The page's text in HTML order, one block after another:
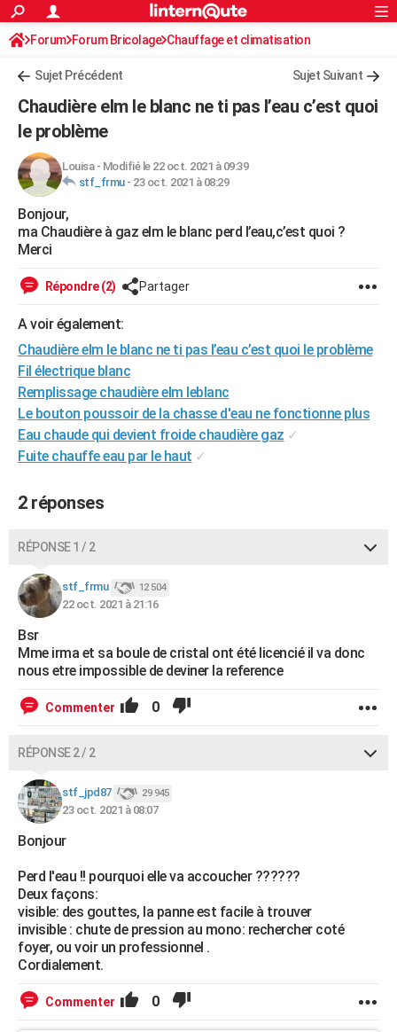
ACTUALITÉS
Politique
Société
Faits Divers
Education
Monde
Villes
+
Programme TV
TNTStreaming
Cinéma
Sorties cinéma
Musique
+FINANCE
Retraite
Impôts
Epargne
Immobilier
Risques naturels par ville
Banque
Assurance
Crédit
AUTO
Essais
Réserver un essai
Citadines
Berlines
SUV
Forum auto
HIGH-TECH
Mobiles
Meilleur smartphone
Internet
Ordinateurs
Jeux vidéo
Guide high-tech
+BRICOLAGE
WEEK-END
Art de vivre
Bien-être
Loisirs
ModeModes de vie
SANTE
Alimentation
Guide de la santé
Maladies
Médicaments
Sommeil
Destinations
City break
Voyage nature
Voyage de noces
Forum
Climat
PHOTO
GUIDES D'ACHAT
Dictionnaire
Biographies
Citations
Expressions
Proverbes
PROGRAMME TV
COPAINS D'AVANT
S'inscrire
Se connecter
Lycées
Collèges
Primaires
Universités
Entreprises
Service militaire
Avis de recherche
AVIS DE DÉCÈS
FORUM
Rechercher
S'inscrire
Connexion
Forum Forum Bricolage Chauffage et climatisation
Sujet Précédent Sujet Suivant
Chaudière elm le blanc ne ti pas l’eau c’est quoi
le problème
Louisa- Modifié le 22 oct. 2021 à 09:39
stf_frmu- 23 oct. 2021 à 08:29
Bonjour,
ma Chaudière à gaz elm le blanc perd l’eau,c’est quoi ?
Merci
Répondre (2) Partager
A voir également:
Chaudière elm le blanc ne ti pas l’eau c’est quoi le problème
Fil électrique blanc
Remplissage chaudière elm leblanc
Le bouton poussoir de la chasse d'eau ne fonctionne plus
Eau chaude qui devient froide chaudière gaz ✓
Fuite chauffe eau par le haut ✓
2 réponses
RÉPONSE 1 / 2
stf_frmu 12 504
22 oct. 2021 à 21:16
Bsr
Mme irma et sa boule de cristal ont été licencié il va donc
nous etre impossible de deviner la reference
Commenter 0
RÉPONSE 2 / 2
stf_jpd87 29 945
23 oct. 2021 à 08:07
Bonjour
Perd l'eau !! pourquoi elle va accoucher ??????
Deux façons:
visible: des gouttes, la panne est facile à trouver
invisible : chute de pression au mono: rechercher coté
foyer, ou voir un professionnel .
Cordialement.
Commenter 0